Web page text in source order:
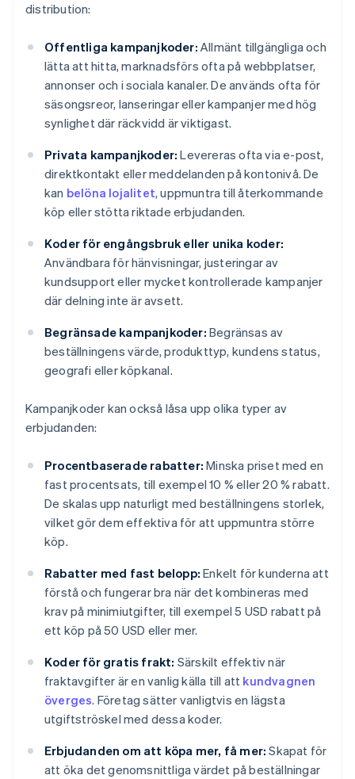
distribution:
Offentliga kampanjkoder: Allmänt tillgängliga och
lätta att hitta, marknadsförs ofta på webbplatser,
annonser och i sociala kanaler. De används ofta för
säsongsreor, lanseringar eller kampanjer med hög
synlighet där räckvidd är viktigast.
Privata kampanjkoder: Levereras ofta via e-post,
direktkontakt eller meddelanden på kontonivå. De
kan belöna lojalitet, uppmuntra till återkommande
köp eller stötta riktade erbjudanden.
Koder för engångsbruk eller unika koder:
Användbara för hänvisningar, justeringar av
kundsupport eller mycket kontrollerade kampanjer
där delning inte är avsett.
Begränsade kampanjkoder: Begränsas av
beställningens värde, produkttyp, kundens status,
geografi eller köpkanal.
Kampanjkoder kan också låsa upp olika typer av
erbjudanden:
Procentbaserade rabatter: Minska priset med en
fast procentsats, till exempel 10 % eller 20 % rabatt.
De skalas upp naturligt med beställningens storlek,
vilket gör dem effektiva för att uppmuntra större
köp.
Rabatter med fast belopp: Enkelt för kunderna att
förstå och fungerar bra när det kombineras med
krav på minimiutgifter, till exempel 5 USD rabatt på
ett köp på 50 USD eller mer.
Koder för gratis frakt: Särskilt effektiv när
fraktavgifter är en vanlig källa till att kundvagnen
överges. Företag sätter vanligtvis en lägsta
utgiftströskel med dessa koder.
Erbjudanden om att köpa mer, få mer: Skapat för
att öka det genomsnittliga värdet på beställningar